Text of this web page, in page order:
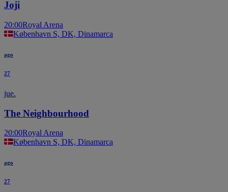
Joji
20:00Royal Arena
København S, DK, Dinamarca
ago
27
jue.
The Neighbourhood
20:00Royal Arena
København S, DK, Dinamarca
ago
27